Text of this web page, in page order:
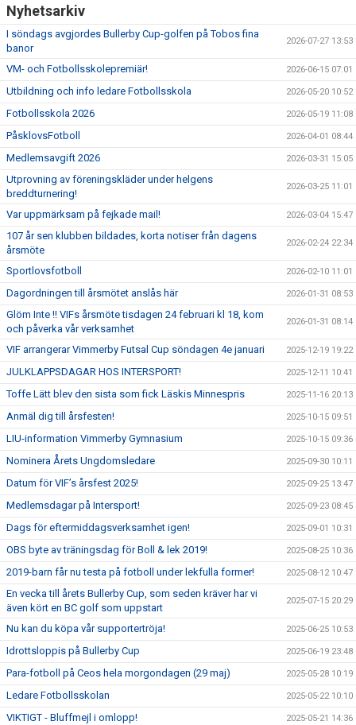
Nyhetsarkiv
I söndags avgjordes Bullerby Cup-golfen på Tobos fina
banor
2026-07-27 13:53
VM- och Fotbollsskolepremiär! 2026-06-15 07:01
Utbildning och info ledare Fotbollsskola 2026-05-20 10:52
Fotbollsskola 2026 2026-05-19 11:08
PåsklovsFotboll 2026-04-01 08:44
Medlemsavgift 2026 2026-03-31 15:05
Utprovning av föreningskläder under helgens
breddturnering!
2026-03-25 11:01
Var uppmärksam på fejkade mail! 2026-03-04 15:47
107 år sen klubben bildades, korta notiser från dagens
årsmöte
2026-02-24 22:34
Sportlovsfotboll 2026-02-10 11:01
Dagordningen till årsmötet anslås här 2026-01-31 08:53
Glöm Inte !! VIFs årsmöte tisdagen 24 februari kl 18, kom
och påverka vår verksamhet
2026-01-31 08:14
VIF arrangerar Vimmerby Futsal Cup söndagen 4e januari 2025-12-19 19:22
JULKLAPPSDAGAR HOS INTERSPORT! 2025-12-11 10:41
Toffe Lätt blev den sista som fick Läskis Minnespris 2025-11-16 20:13
Anmäl dig till årsfesten! 2025-10-15 09:51
LIU-information Vimmerby Gymnasium 2025-10-15 09:36
Nominera Årets Ungdomsledare 2025-09-30 10:11
Datum för VIF’s årsfest 2025! 2025-09-25 13:47
Medlemsdagar på Intersport! 2025-09-23 08:45
Dags för eftermiddagsverksamhet igen! 2025-09-01 10:31
OBS byte av träningsdag för Boll & lek 2019! 2025-08-25 10:36
2019-barn får nu testa på fotboll under lekfulla former! 2025-08-12 10:47
En vecka till årets Bullerby Cup, som seden kräver har vi
även kört en BC golf som uppstart
2025-07-15 20:29
Nu kan du köpa vår supportertröja! 2025-06-25 10:53
Idrottsloppis på Bullerby Cup 2025-06-19 23:48
Para-fotboll på Ceos hela morgondagen (29 maj) 2025-05-28 10:19
Ledare Fotbollsskolan 2025-05-22 10:10
VIKTIGT - Bluffmejl i omlopp! 2025-05-21 14:36